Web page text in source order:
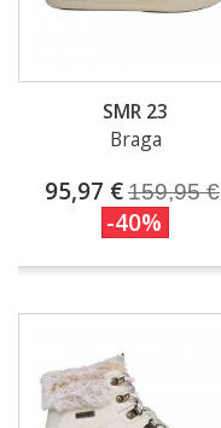
SMR 23
Braga
95,97 €159,95 €
-40%